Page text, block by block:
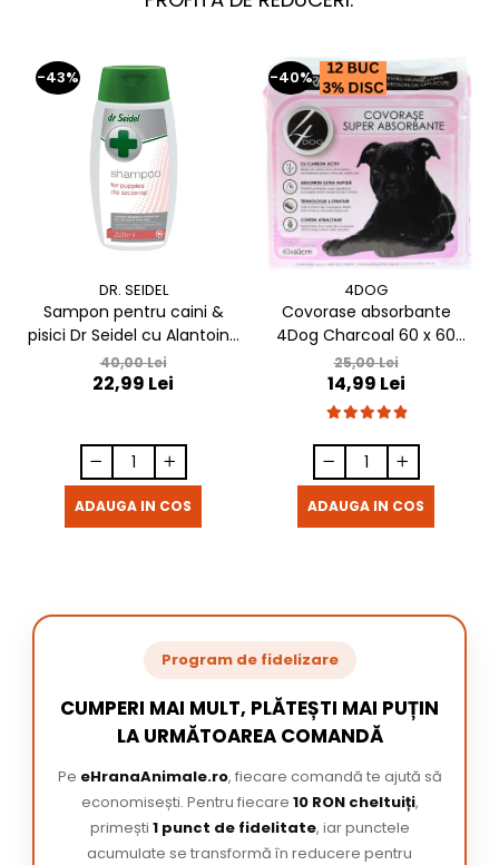
-43%
DR. SEIDEL
Sampon pentru caini &
pisici Dr Seidel cu Alantoina
220 ml
40,00 Lei
22,99 Lei
ADAUGA IN COS
-40%
4DOG
Covorase absorbante
4Dog Charcoal 60 x 60
cm, 10 buc / pachet
25,00 Lei
14,99 Lei
ADAUGA IN COS
Program de fidelizare
CUMPERI MAI MULT, PLĂTEȘTI MAI PUȚIN
LA URMĂTOAREA COMANDĂ
Pe eHranaAnimale.ro, fiecare comandă te ajută să
economisești. Pentru fiecare 10 RON cheltuiți,
primești 1 punct de fidelitate, iar punctele
acumulate se transformă în reducere pentru